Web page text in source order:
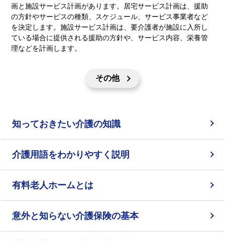
有料老人ホームイリーゼとは
イリーゼが選ばれる理由
よくある質問
お役立ち記事
知っておきたい介護の知識
有料老人ホームとは
意外と知らない介護保険の基本
採用情報 会社概要 オーナー募集
画と施設サービス計画があります。居宅サービス計画は、援助
の方針やサービスの種類、スケジュール、サービス事業者など
を決定します。施設サービス計画は、要介護者が施設に入所し
ている場合に提供される援助の方針や、サービス内容、栄養管
理などを計画します。
その他
知っておきたい介護の知識
介護用語をわかりやすく説明
有料老人ホームとは
意外と知らない介護保険の基本